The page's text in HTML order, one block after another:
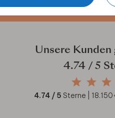
Unsere Kunden
4.74/ 5
4.74 / 5 Sterne | 18.150